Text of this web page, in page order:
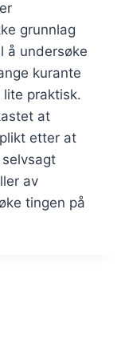
grunnlag
å undersøke
kurante
praktisk.
at
etter at
av
tingen på